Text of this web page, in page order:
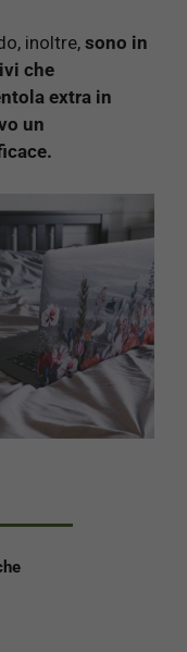
inoltre, sono in
che
extra in
un